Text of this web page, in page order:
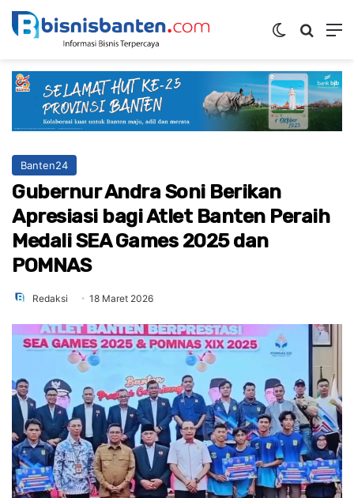
Switch skin
Banten24
Gubernur Andra Soni Berikan
Apresiasi bagi Atlet Banten Peraih
Medali SEA Games 2025 dan
POMNAS
Redaksi 18 Maret 2026